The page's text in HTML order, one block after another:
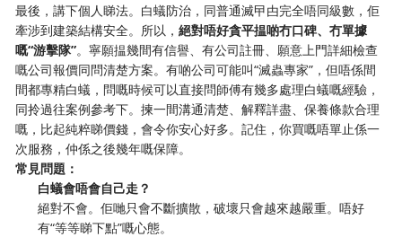
最後，講下個人睇法。白蟻防治，同普通滅曱甴完全唔同級數，佢
牽涉到建築結構安全。所以，絕對唔好貪平揾啲冇口碑、冇單據
嘅“游擊隊”。寧願揾幾間有信譽、有公司註冊、願意上門詳細檢查
嘅公司報價同問清楚方案。有啲公司可能叫“滅蟲專家”，但唔係間
間都專精白蟻，問嘅時候可以直接問師傅有幾多處理白蟻嘅經驗，
同拎過往案例參考下。揀一間溝通清楚、解釋詳盡、保養條款合理
嘅，比起純粹睇價錢，會令你安心好多。記住，你買嘅唔單止係一
次服務，仲係之後幾年嘅保障。
常見問題：
白蟻會唔會自己走？
絕對不會。佢哋只會不斷擴散，破壞只會越來越嚴重。唔好
有“等等睇下點”嘅心態。